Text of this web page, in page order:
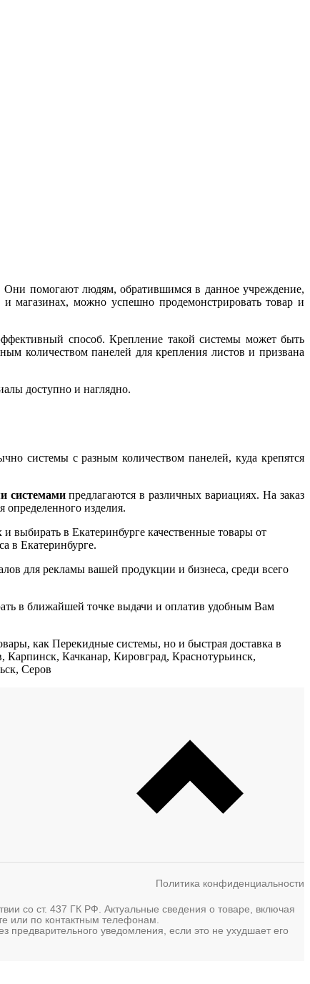
Они помогают людям, обратившимся в данное учреждение,
магазинах, можно успешно продемонстрировать товар и
способ. Крепление такой системы может быть
количеством панелей для крепления листов и призвана
доступно и наглядно.
системы с разным количеством панелей, куда крепятся
системамипредлагаются в различных вариациях. На заказ
определенного изделия.
выбирать в Екатеринбурге качественные товары от
в Екатеринбурге.
для рекламы вашей продукции и бизнеса, среди всего
в ближайшей точке выдачи и оплатив удобным Вам
как Перекидные системы, но и быстрая доставка в
Качканар, Кировград, Краснотурьинск,
Серов
Политика конфиденциальности
со ст. 437 ГК РФ. Актуальные сведения о товаре, включая
или по контактным телефонам.
предварительного уведомления, если это не ухудшает его